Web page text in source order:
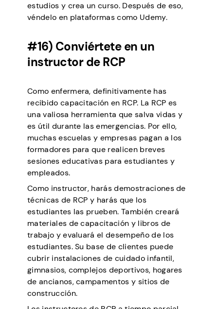
estudios y crea un curso. Después de eso,
véndelo en plataformas como Udemy.
#16) Conviértete en un
instructor de RCP
Como enfermera, definitivamente has
recibido capacitación en RCP. La RCP es
una valiosa herramienta que salva vidas y
es útil durante las emergencias. Por ello,
muchas escuelas y empresas pagan a los
formadores para que realicen breves
sesiones educativas para estudiantes y
empleados.
Como instructor, harás demostraciones de
técnicas de RCP y harás que los
estudiantes las prueben. También creará
materiales de capacitación y libros de
trabajo y evaluará el desempeño de los
estudiantes. Su base de clientes puede
cubrir instalaciones de cuidado infantil,
gimnasios, complejos deportivos, hogares
de ancianos, campamentos y sitios de
construcción.